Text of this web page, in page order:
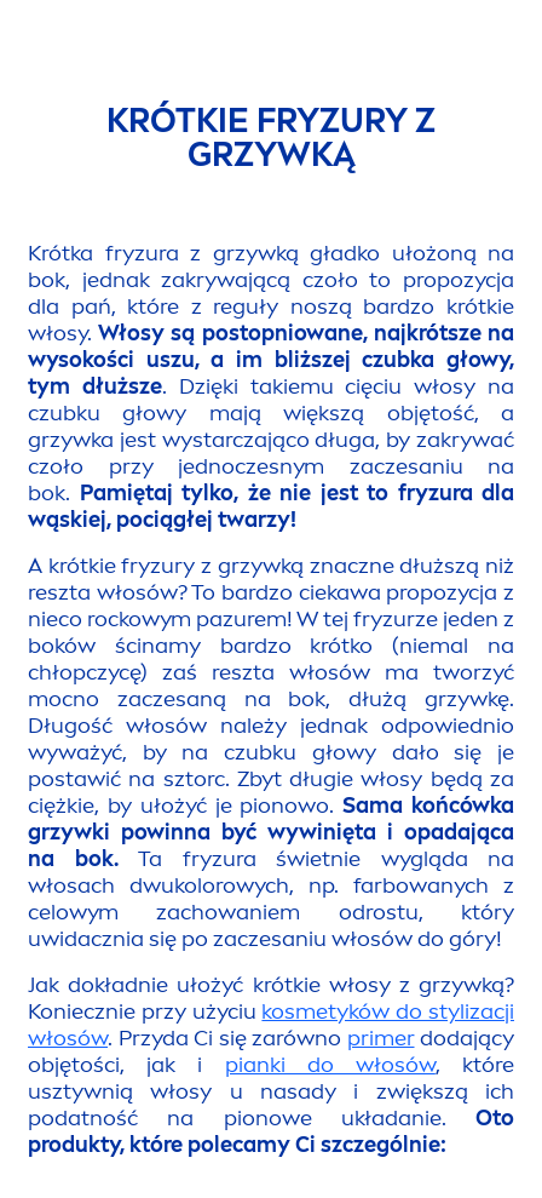
KRÓTKIE FRYZURY Z
GRZYWKĄ
Krótka fryzura z grzywką gładko ułożoną na
bok, jednak zakrywającą czoło to propozycja
dla pań, które z reguły noszą bardzo krótkie
włosy.Włosy są postopniowane, najkrótsze na
wysokości uszu, a im bliższej czubka głowy,
tym dłuższe. Dzięki takiemu cięciu włosy na
czubku głowy mają większą objętość, a
grzywka jest wystarczająco długa, by zakrywać
czoło przy jednoczesnym zaczesaniu na
bok. Pamiętaj tylko, że nie jest to fryzura dla
wąskiej, pociągłej twarzy!
A krótkie fryzury z grzywką znaczne dłuższą niż
reszta włosów? To bardzo ciekawa propozycja z
nieco rockowym pazurem! W tej fryzurze jeden z
boków ścinamy bardzo krótko (niemal na
chłopczycę) zaś reszta włosów ma tworzyć
mocno zaczesaną na bok, dłużą grzywkę.
Długość włosów należy jednak odpowiednio
wyważyć, by na czubku głowy dało się je
postawić na sztorc. Zbyt długie włosy będą za
ciężkie, by ułożyć je pionowo.Sama końcówka
grzywki powinna być wywinięta i opadająca
na bok. Ta fryzura świetnie wygląda na
włosach dwukolorowych, np. farbowanych z
celowym zachowaniem odrostu, który
uwidacznia się po zaczesaniu włosów do góry!
Jak dokładnie ułożyć krótkie włosy z grzywką?
Koniecznie przy użyciu kosmetyków do stylizacji
włosów. Przyda Ci się zarówno primerdodający
objętości, jak i pianki do włosów, które
usztywnią włosy u nasady i zwiększą ich
podatność na pionowe układanie. Oto
produkty, które polecamy Ci szczególnie: